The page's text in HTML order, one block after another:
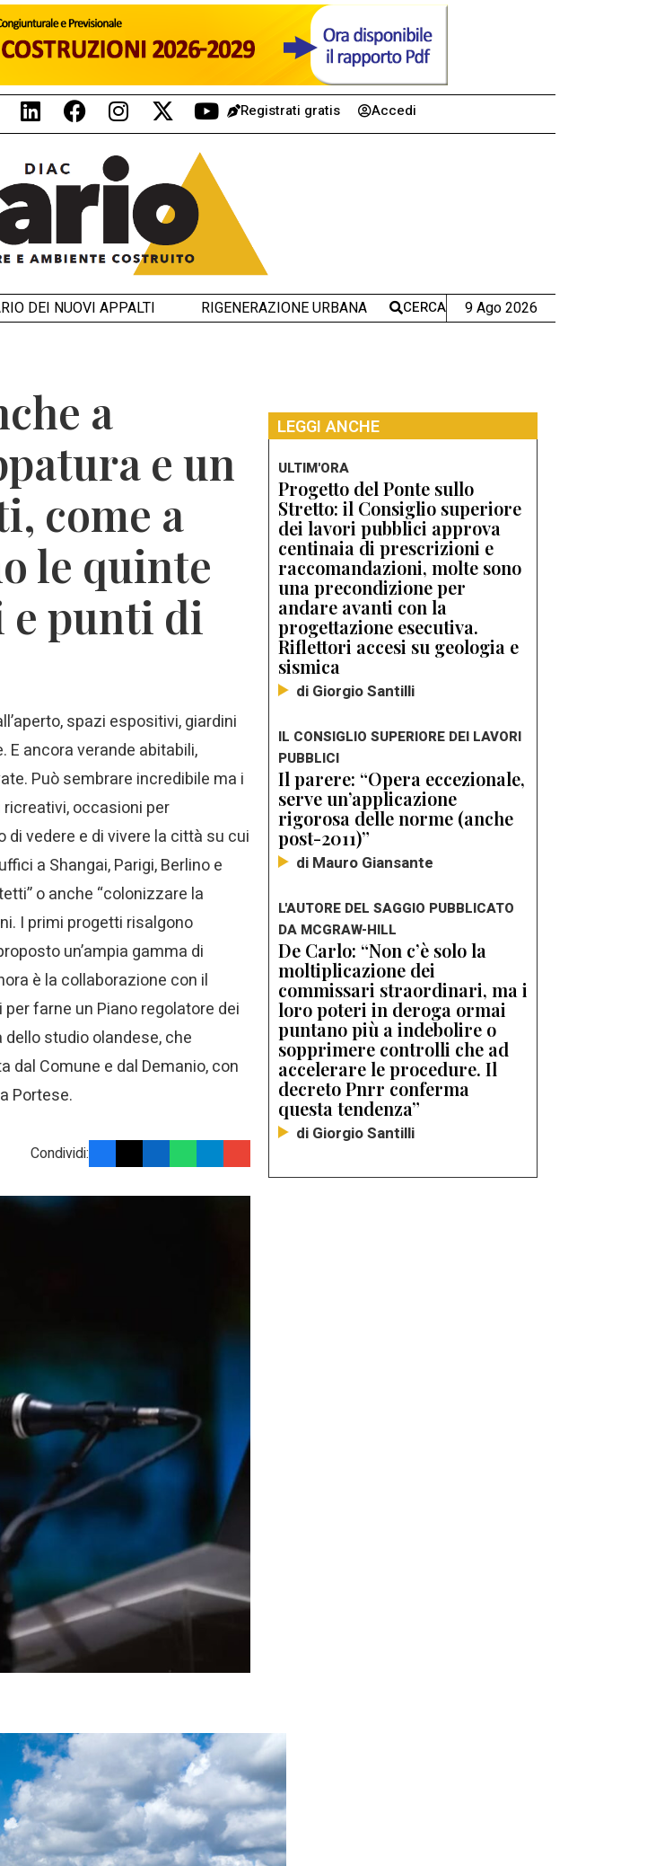
Registrati gratis Accedi
DEI NUOVI APPALTI RIGENERAZIONE URBANA CERCA 9 Ago 2026
a
e un
come a
le quinte
e punti di
spazi espositivi, giardini
ancora verande abitabili,
Può sembrare incredibile ma i
occasioni per
vedere e di vivere la città su cui
a Shangai, Parigi, Berlino e
o anche “colonizzare la
I primi progetti risalgono
un’ampia gamma di
è la collaborazione con il
farne un Piano regolatore dei
studio olandese, che
Comune e dal Demanio, con
Portese.
Condividi:
LEGGI ANCHE
ULTIM'ORA
Progetto del Ponte sullo
Stretto: il Consiglio superiore
dei lavori pubblici approva
centinaia di prescrizioni e
raccomandazioni, molte sono
una precondizione per
andare avanti con la
progettazione esecutiva.
Riflettori accesi su geologia e
sismica
di Giorgio Santilli
IL CONSIGLIO SUPERIORE DEI LAVORI
PUBBLICI
Il parere: “Opera eccezionale,
serve un’applicazione
rigorosa delle norme (anche
post-2011)”
di Mauro Giansante
L'AUTORE DEL SAGGIO PUBBLICATO
DA MCGRAW-HILL
De Carlo: “Non c’è solo la
moltiplicazione dei
commissari straordinari, ma i
loro poteri in deroga ormai
puntano più a indebolire o
sopprimere controlli che ad
accelerare le procedure. Il
decreto Pnrr conferma
questa tendenza”
di Giorgio Santilli